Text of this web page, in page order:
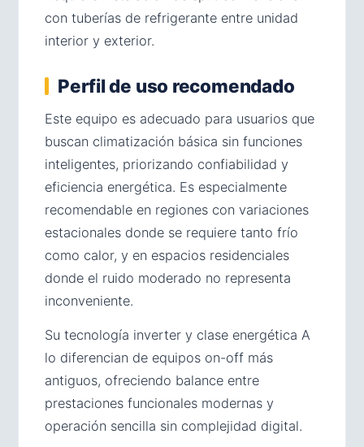
con tuberías de refrigerante entre unidad
interior y exterior.
Perfil de uso recomendado
Este equipo es adecuado para usuarios que
buscan climatización básica sin funciones
inteligentes, priorizando confiabilidad y
eficiencia energética. Es especialmente
recomendable en regiones con variaciones
estacionales donde se requiere tanto frío
como calor, y en espacios residenciales
donde el ruido moderado no representa
inconveniente.
Su tecnología inverter y clase energética A
lo diferencian de equipos on-off más
antiguos, ofreciendo balance entre
prestaciones funcionales modernas y
operación sencilla sin complejidad digital.